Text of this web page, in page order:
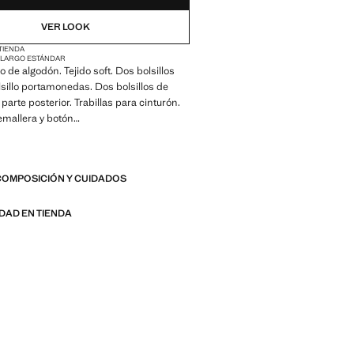
VER LOOK
LARGO ESTÁNDAR
de algodón. Tejido soft. Dos bolsillos
portamonedas. Dos bolsillos de
posterior. Trabillas para cinturón.
y botón
Made to last. Hemos reforzado
a nuestras prendas.
todavía más durables, versátiles y
Y CUIDADOS
EN TIENDA